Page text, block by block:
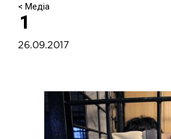
< Медіа
1
26.09.2017